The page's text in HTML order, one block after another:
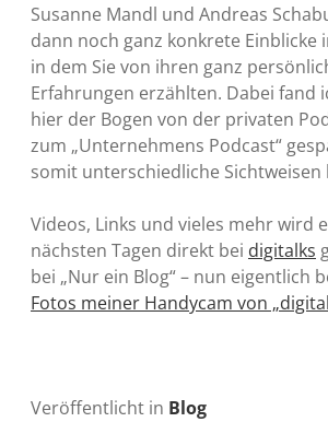
Susanne Mandl und Andreas
dann noch ganz konkrete Einblicke
in dem Sie von ihren ganz
Erfahrungen erzählten. Dabei fand
hier der Bogen von der privaten
zum „Unternehmens Podcast“
somit unterschiedliche Sichtweisen
Videos, Links und vieles mehr wird
nächsten Tagen direkt bei digitalks
bei „Nur ein Blog“ – nun eigentlich
Fotos meiner Handycam von
Veröffentlicht in Blog